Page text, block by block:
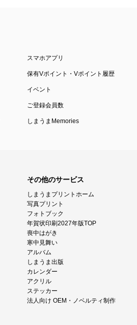
スマホアプリ
保有Vポイント・Vポイント履歴
イベント
ご登録会員数
しまうまMemories
その他のサービス
しまうまプリントホーム
写真プリント
フォトブック
年賀状印刷2027年版TOP
喪中はがき
寒中見舞い
アルバム
しまうま出版
カレンダー
アクリル
ステッカー
法人向け OEM・ノベルティ制作